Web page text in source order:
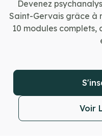
Devenez
Saint-Gervais grâce à
10 modules
Voir